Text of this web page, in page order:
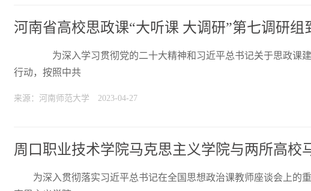
河南省高校思政课“大听课 大调研”第七调研
为深入学习贯彻党的二十大精神和习近平总书记关于思政课
行动，按照中共
来源：河南师范大学 2023-04-27
周口职业技术学院马克思主义学院与两所高校
为深入贯彻落实习近平总书记在全国思想政治课教师座谈会上的